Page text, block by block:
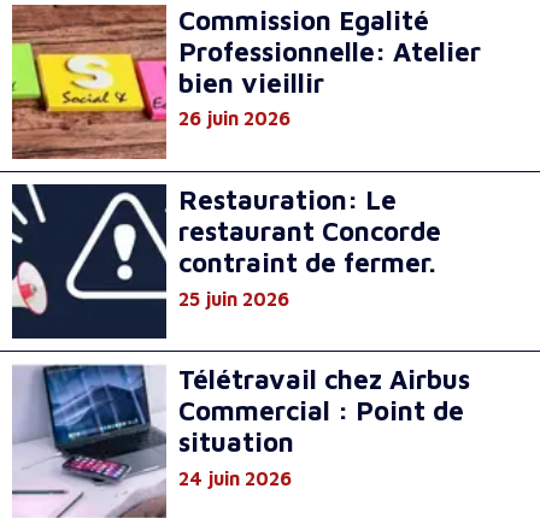
Commission Egalité
Professionnelle: Atelier
bien vieillir
26 juin 2026
Restauration: Le
restaurant Concorde
contraint de fermer.
25 juin 2026
Télétravail chez Airbus
Commercial : Point de
situation
24 juin 2026